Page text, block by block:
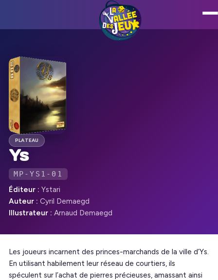
PLATEAU
Ys
MP-YS1-01
Éditeur : Ystari
Auteur : Cyril Demaegd
Illustrateur : Arnaud Demaegd
Les joueurs incarnent des princes-marchands de la ville d’Ys.
En utilisant habilement leur réseau de courtiers, ils
spéculent sur l’achat de pierres précieuses, amassant ainsi